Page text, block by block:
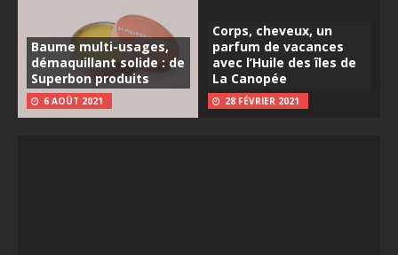
Baume multi-usages,
démaquillant solide : de
Superbon produits
6 AOÛT 2021
Corps, cheveux, un
parfum de vacances
avec l’Huile des îles de
La Canopée
28 FÉVRIER 2021